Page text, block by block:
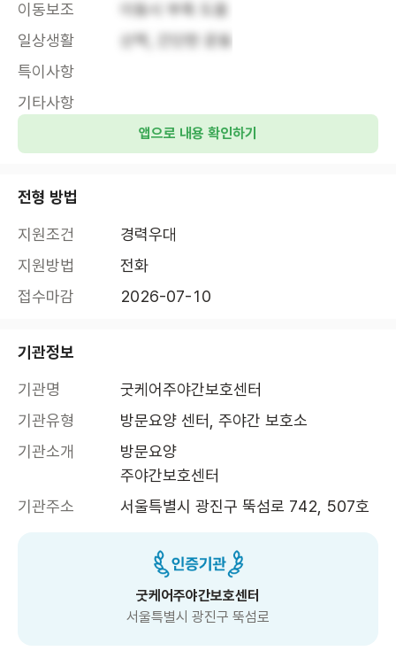
이동보조
이동시 부축 도움
일상생활
산책, 간단한 운동
특이사항
기타사항
앱으로 내용 확인하기
전형 방법
지원조건
경력우대
지원방법
전화
접수마감
2026-07-10
기관정보
기관명
굿케어주야간보호센터
기관유형
방문요양 센터, 주야간 보호소
기관소개
방문요양
주야간보호센터
기관주소
서울특별시 광진구 뚝섬로 742, 507호
굿케어주야간보호센터
서울특별시 광진구 뚝섬로